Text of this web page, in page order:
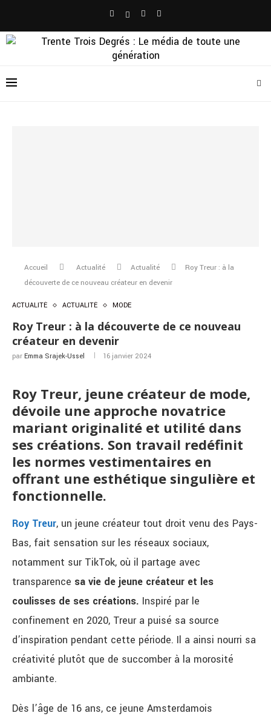
Accueil Actualité Actualité
Roy Treur : à la
découverte de ce nouveau créateur en devenir
ACTUALITÉ ACTUALITÉ MODE
Roy Treur : à la découverte de ce nouveau
créateur en devenir
par Emma Srajek-Ussel 16 janvier 2024
Roy Treur, jeune créateur de mode,
dévoile une approche novatrice
mariant originalité et utilité dans
ses créations. Son travail redéfinit
les normes vestimentaires en
offrant une esthétique singulière et
fonctionnelle.
Roy Treur, un jeune créateur tout droit venu des Pays-
Bas, fait sensation sur les réseaux sociaux,
notamment sur TikTok, où il partage avec
transparence sa vie de jeune créateur et les
coulisses de ses créations. Inspiré par le
confinement en 2020, Treur a puisé sa source
d’inspiration pendant cette période. Il a ainsi nourri sa
créativité plutôt que de succomber à la morosité
ambiante.
Dès l’âge de 16 ans, ce jeune Amsterdamois